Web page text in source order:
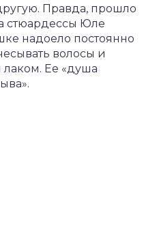
Правда, прошло
стюардессы Юле
надоело постоянно
волосы и
лаком. Ее «душа